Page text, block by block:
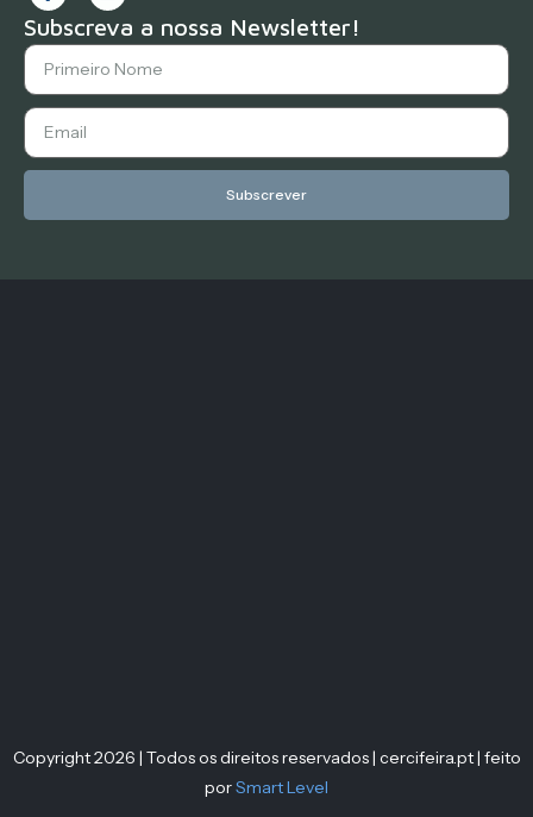
Subscreva a nossa Newsletter!
Subscrever
Copyright 2026 | Todos os direitos reservados | cercifeira.pt | feito
porSmart Level